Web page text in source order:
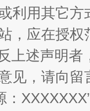
利用其它
，应在授
上述声明
见，请向
：